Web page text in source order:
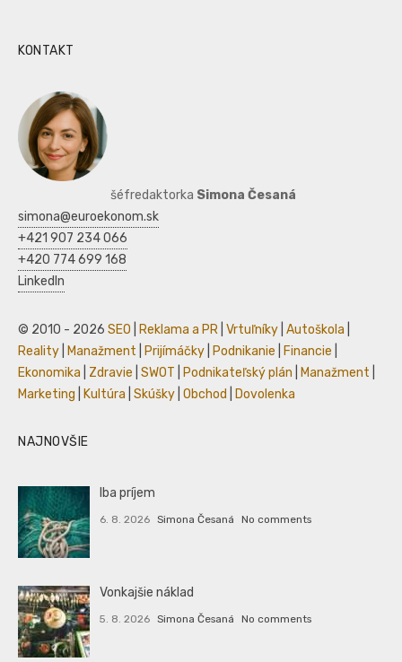
KONTAKT
šéfredaktorka Simona Česaná
simona@euroekonom.sk
+421 907 234 066
+420 774 699 168
LinkedIn
© 2010 - 2026 SEO Reklama a PR Vrtuľníky Autoškola
Reality
Manažment Prijímáčky Podnikanie Financie
Ekonomika
Zdravie SWOT Podnikateľský plán Manažment
Marketing
Kultúra Skúšky Obchod Dovolenka
NAJNOVŠIE
Iba príjem
6. 8. 2026 Simona Česaná No comments
Vonkajšie náklad
5. 8. 2026 Simona Česaná No comments